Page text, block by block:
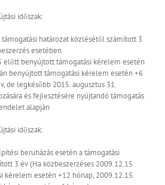
időszak:
támogatási határozat közlésétől számított 3
esetében
előtt benyújtott támogatási kérelem esetén
benyújtott támogatási kérelem esetén +6
de legkésőbb 2015. augusztus 31.
és fejlesztésére nyújtandó támogatás
alapján
időszak:
beruházás esetén a támogatási
3 év (Ha közbeszerzéses 2009.12.15
esetén +12 hónap, 2009.12.15.